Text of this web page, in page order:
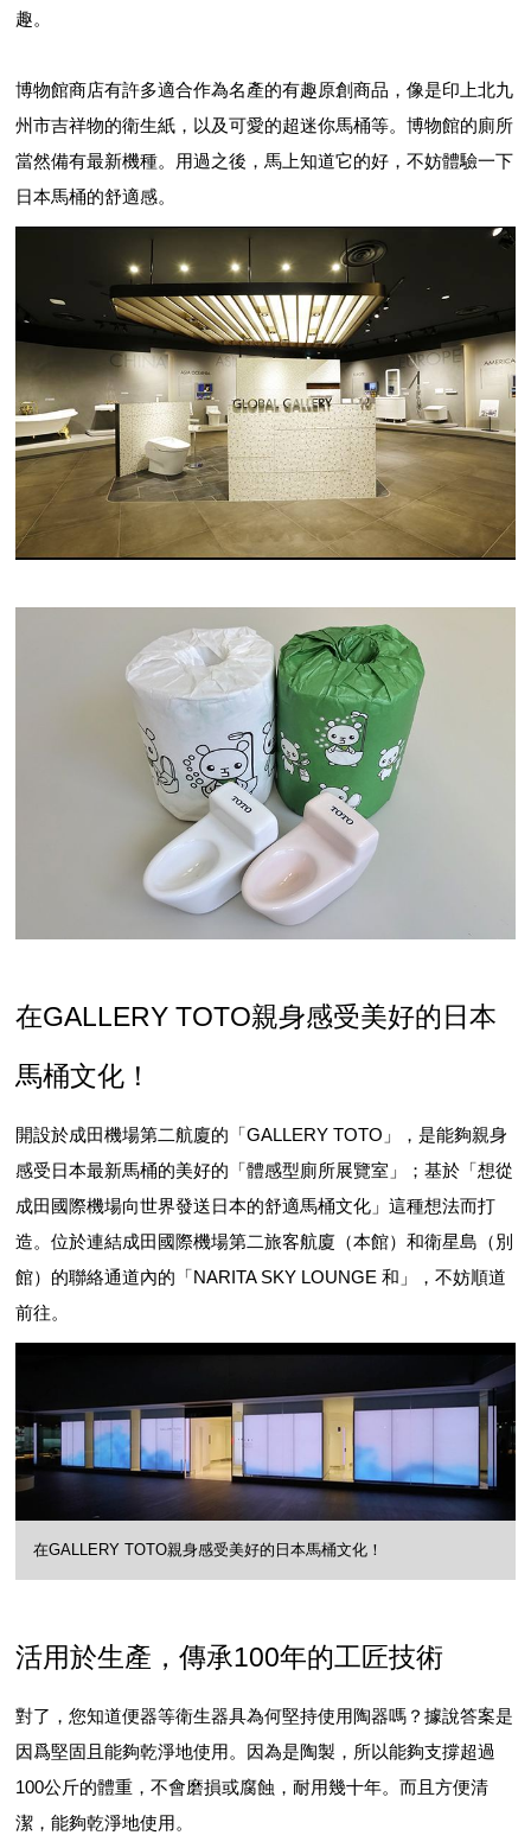
趣。
博物館商店有許多適合作為名產的有趣原創商品，像是印上北九
州市吉祥物的衛生紙，以及可愛的超迷你馬桶等。博物館的廁所
當然備有最新機種。用過之後，馬上知道它的好，不妨體驗一下
日本馬桶的舒適感。
在GALLERY TOTO親身感受美好的日本
馬桶文化！
開設於成田機場第二航廈的「GALLERY TOTO」，是能夠親身
感受日本最新馬桶的美好的「體感型廁所展覽室」；基於「想從
成田國際機場向世界發送日本的舒適馬桶文化」這種想法而打
造。位於連結成田國際機場第二旅客航廈（本館）和衛星島（別
館）的聯絡通道內的「NARITA SKY LOUNGE 和」，不妨順道
前往。
在GALLERY TOTO親身感受美好的日本馬桶文化！
活用於生產，傳承100年的工匠技術
對了，您知道便器等衛生器具為何堅持使用陶器嗎？據說答案是
因爲堅固且能夠乾淨地使用。因為是陶製，所以能夠支撐超過
100公斤的體重，不會磨損或腐蝕，耐用幾十年。而且方便清
潔，能夠乾淨地使用。